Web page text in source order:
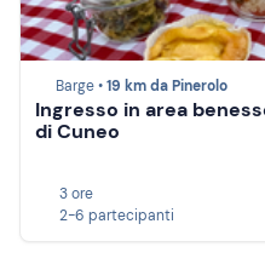
Barge •19 km da Pinerolo
Ingresso in area
di Cuneo
3 ore
2-6 partecipanti